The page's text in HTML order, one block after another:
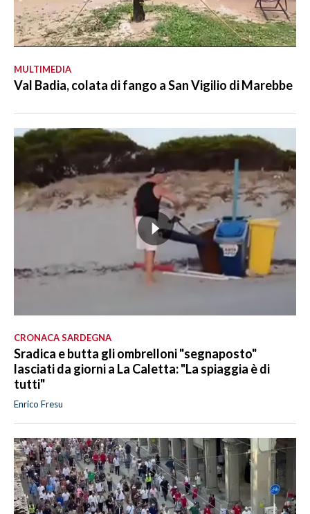
MULTIMEDIA
Val Badia, colata di fango a San Vigilio di Marebbe
CRONACA SARDEGNA
Sradica e butta gli ombrelloni "segnaposto"
lasciati da giorni a La Caletta: "La spiaggia è di
tutti"
Enrico Fresu